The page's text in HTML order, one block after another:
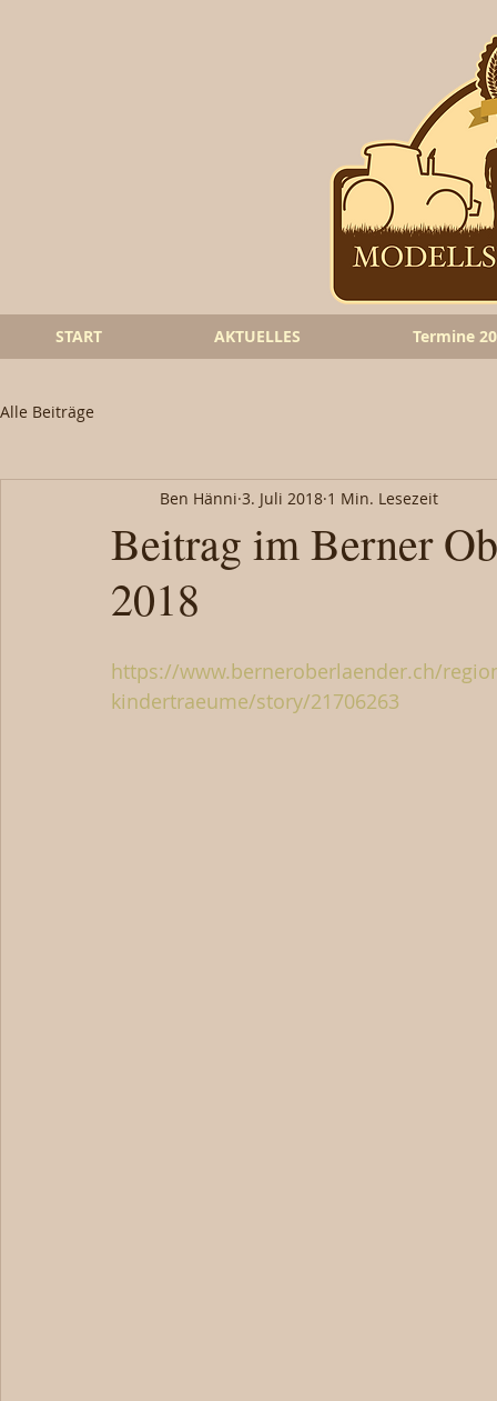
START AKTUELLES Termine
Alle Beiträge
Beitrag im Berner
2018
Ben Hänni 3. Juli 2018 1 Min. Lesezeit
https://www.berneroberlaender.ch/
kindertraeume/story/21706263